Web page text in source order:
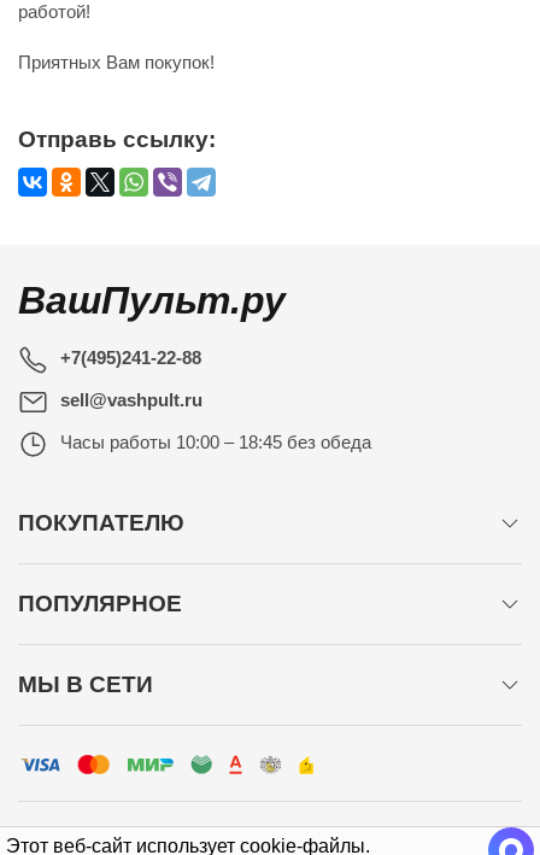
Этот веб-сайт использует cookie-файлы.
работой!
Приятных Вам покупок!
Отправь ссылку:
ВашПульт.ру
+7(495)241-22-88
sell@vashpult.ru
Часы работы 10:00 – 18:45 без обеда
ПОКУПАТЕЛЮ
ПОПУЛЯРНОЕ
МЫ В СЕТИ